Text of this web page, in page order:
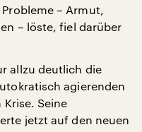
– Armut,
– löste, fiel darüber
allzu deutlich die
agierenden
Seine
jetzt auf den neuen